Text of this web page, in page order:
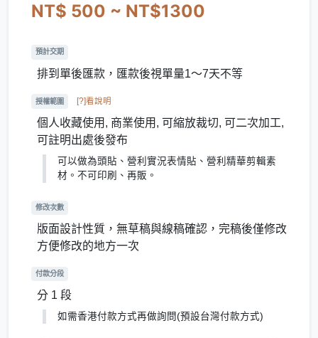
NT$ 500 ~ NT$1300
預計交期
排到單後匯款，匯款後視單量1～7天不等
授權範圍 [?]看說明
個人收藏使用, 商業使用, 可縮放裁切, 可二次加工,
可註明出處後發布
可以做為頭貼、營利實況表情貼、營利精華剪輯素
材。不可印刷、再販。
修改次數
版面設計性質，無草稿與線稿確認，完稿後僅修改
方便修改的地方一次
付款分段
分 1 段
如需香港付款方式再做詢問(預設台灣付款方式)